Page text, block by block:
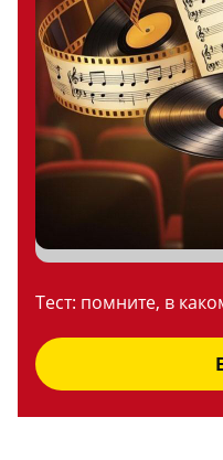
Тест: помните, в